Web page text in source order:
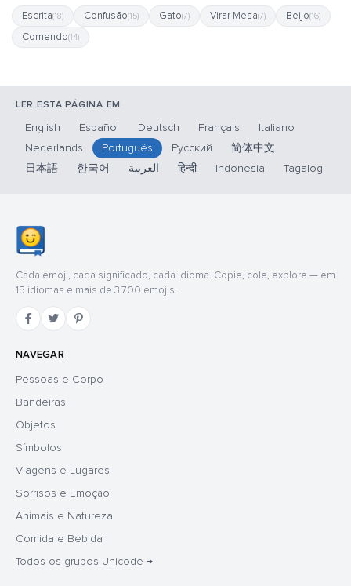
Escrita(18) Confusão(15) Gato(7) Virar Mesa(7) Beijo(16)
Comendo(14)
LER ESTA PÁGINA EM
English Español Deutsch Français
Italiano
Nederlands
Português Русский
简体中文
日本語
한국어 العربية हिन्दी Indonesia Tagalog
Cada emoji, cada significado, cada idioma. Copie, cole, explore — em
15 idiomas e mais de 3.700 emojis.
NAVEGAR
Pessoas e Corpo
Bandeiras
Objetos
Símbolos
Viagens e Lugares
Sorrisos e Emoção
Animais e Natureza
Comida e Bebida
Todos os grupos Unicode →